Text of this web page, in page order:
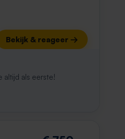
Bekijk & reageer →
altijd als eerste!